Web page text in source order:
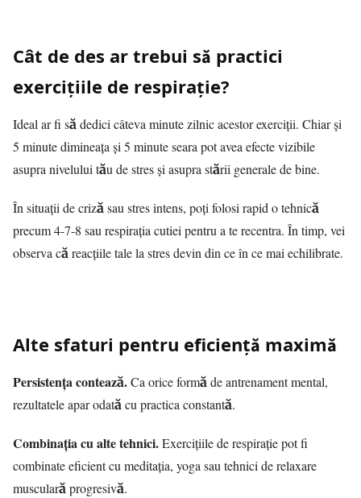
Cât de des ar trebui să practici
exercițiile de respirație?
Ideal ar fi să dedici câteva minute zilnic acestor exerciții. Chiar și
5 minute dimineața și 5 minute seara pot avea efecte vizibile
asupra nivelului tău de stres și asupra stării generale de bine.
În situații de criză sau stres intens, poți folosi rapid o tehnică
precum 4-7-8 sau respirația cutiei pentru a te recentra. În timp, vei
observa că reacțiile tale la stres devin din ce în ce mai echilibrate.
Alte sfaturi pentru eficiență maximă
Persistența contează.Ca orice formă de antrenament mental,
rezultatele apar odată cu practica constantă.
Combinația cu alte tehnici.Exercițiile de respirație pot fi
combinate eficient cu meditația, yoga sau tehnici de relaxare
musculară progresivă.